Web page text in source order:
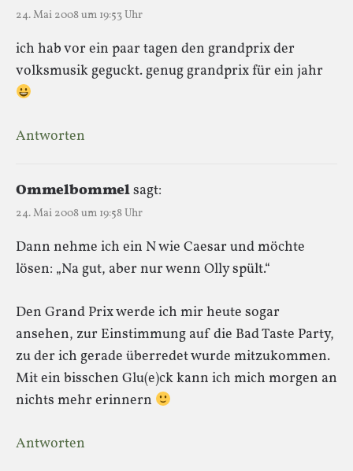
24. Mai 2008 um 19:53 Uhr
ich hab vor ein paar tagen den grandprix der
volksmusik geguckt. genug grandprix für ein jahr
Antworten
Ommelbommelsagt:
24. Mai 2008 um 19:58 Uhr
Dann nehme ich ein N wie Caesar und möchte
lösen: „Na gut, aber nur wenn Olly spült.“
Den Grand Prix werde ich mir heute sogar
ansehen, zur Einstimmung auf die Bad Taste Party,
zu der ich gerade überredet wurde mitzukommen.
Mit ein bisschen Glu(e)ck kann ich mich morgen an
nichts mehr erinnern
Antworten